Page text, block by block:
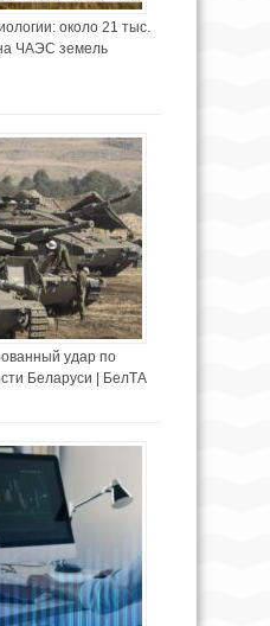
около 21 тыс.
ЧАЭС земель
удар по
Беларуси | БелТА